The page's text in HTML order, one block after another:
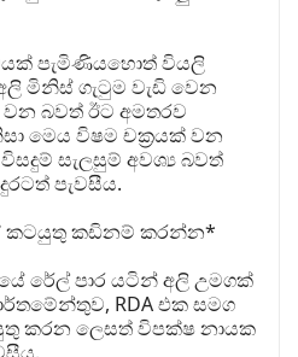
පැමිණියහොත් වියලි
මිනිස් ගැටුම වැඩි වෙන
වන බවත් ඊට අමතරව
මෙය විෂම චක්‍රයක් වන
සැලසුම් අවශ්‍ය බවත්
පැවසීය.
කටයුතු කඩිනම් කරන්න*
රේල් පාර යටින් අලි උමගක්
RDA එක සමග
කරන ලෙසත් විපක්ෂ නායක